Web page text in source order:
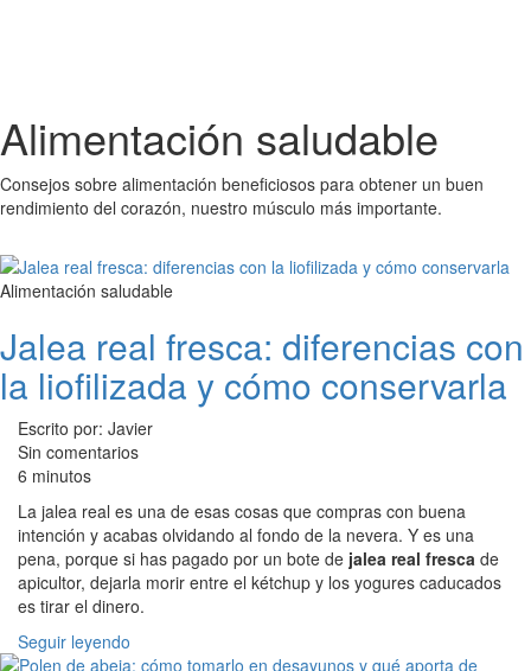
Alimentación saludable
Consejos sobre alimentación beneficiosos para obtener un buen
rendimiento del corazón, nuestro músculo más importante.
Alimentación saludable
Jalea real fresca: diferencias con
la liofilizada y cómo conservarla
Escrito por: Javier
Sin comentarios
6 minutos
La jalea real es una de esas cosas que compras con buena
intención y acabas olvidando al fondo de la nevera. Y es una
pena, porque si has pagado por un bote de jalea real fresca de
apicultor, dejarla morir entre el kétchup y los yogures caducados
es tirar el dinero.
Seguir leyendo